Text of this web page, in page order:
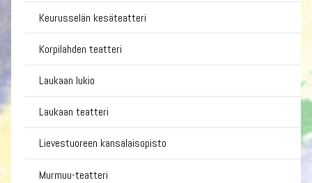
Keurusselän kesäteatteri
Korpilahden teatteri
Laukaan lukio
Laukaan teatteri
Lievestuoreen kansalaisopisto
Murmuu-teatteri